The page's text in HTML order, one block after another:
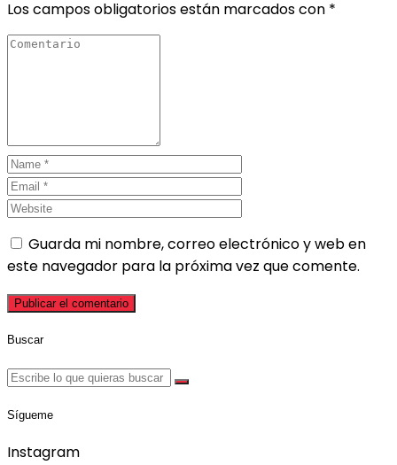
Los campos obligatorios están marcados con *
Guarda mi nombre, correo electrónico y web en
este navegador para la próxima vez que comente.
Buscar
Sígueme
Instagram